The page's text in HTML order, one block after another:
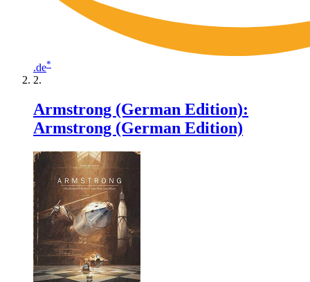
.de*
Armstrong (German Edition):
Armstrong (German Edition)